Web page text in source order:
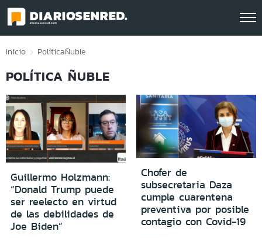
Click acá para ir directamente al contenido
Inicio PolíticaÑuble
POLÍTICA ÑUBLE
Guillermo Holzmann:
“Donald Trump puede
ser reelecto en virtud
de las debilidades de
Joe Biden”
Chofer de
subsecretaria Daza
cumple cuarentena
preventiva por posible
contagio con Covid-19